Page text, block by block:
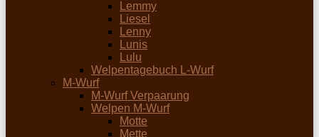
Lemmy
Liesel
Lenny
Lunis
Lulu
Welpentagebuch L-Wurf
M-Wurf
M-Wurf Verpaarung
Welpen M-Wurf
Motte
Mette